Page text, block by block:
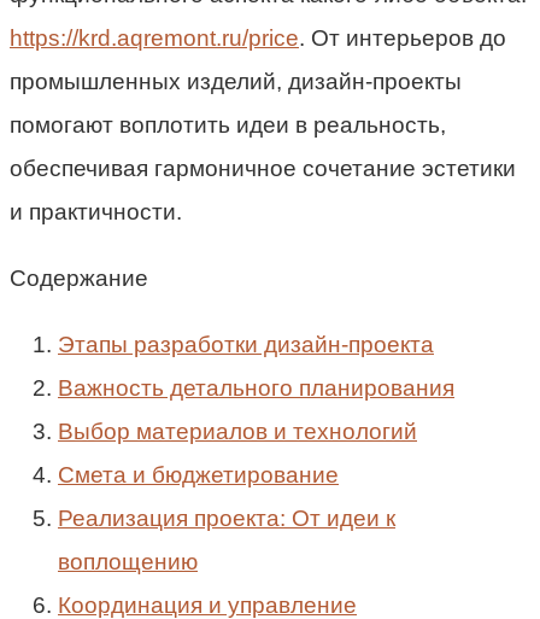
https://krd.aqremont.ru/price. От интерьеров до
промышленных изделий, дизайн-проекты
помогают воплотить идеи в реальность,
обеспечивая гармоничное сочетание эстетики
и практичности.
Содержание
Этапы разработки дизайн-проекта
Важность детального планирования
Выбор материалов и технологий
Смета и бюджетирование
Реализация проекта: От идеи к
воплощению
Координация и управление